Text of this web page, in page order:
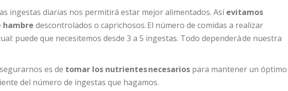
ingestas diarias nos permitirá estar mejor alimentados. Asíevitamos
hambre descontrolados o caprichosos. El número de comidas a realizar
puede que necesitemos desde 3 a 5 ingestas. Todo dependerá de nuestra
es de tomar los nutrientes necesarios para mantener un óptimo
del número de ingestas que hagamos.